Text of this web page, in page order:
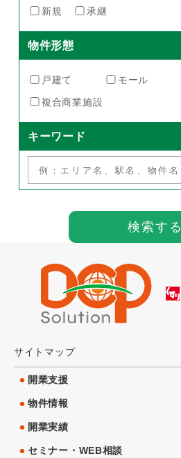
新規 承継
物件形態
戸建て モール
複合商業施設
キーワード
検索する
サイトマップ
開業支援
物件情報
開業実績
セミナー・WEB相談